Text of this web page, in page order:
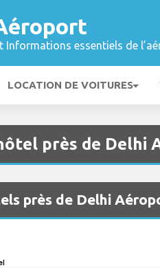
Informations essentiels de
LOCATION DE VOITURES
près de Delhi
près de Delhi